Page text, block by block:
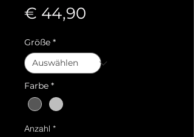
€ 44,90
Größe *
Farbe *
Anzahl *